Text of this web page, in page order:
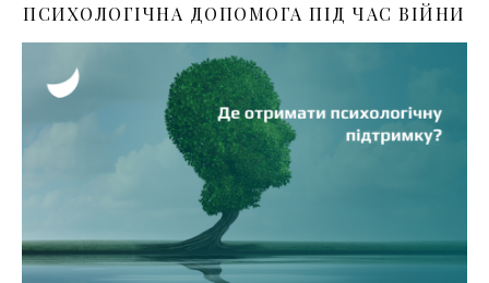
ПСИХОЛОГІЧНА ДОПОМОГА ПІД ЧАС ВІЙНИ